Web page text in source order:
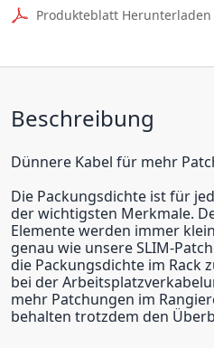
Produkteblatt Herunterladen
Beschreibung
Dünnere Kabel für mehr
Die Packungsdichte ist für
der wichtigsten Merkmale.
Elemente werden immer
genau wie unsere SLIM-
die Packungsdichte im Rack
bei der
mehr Patchungen im
behalten trotzdem den